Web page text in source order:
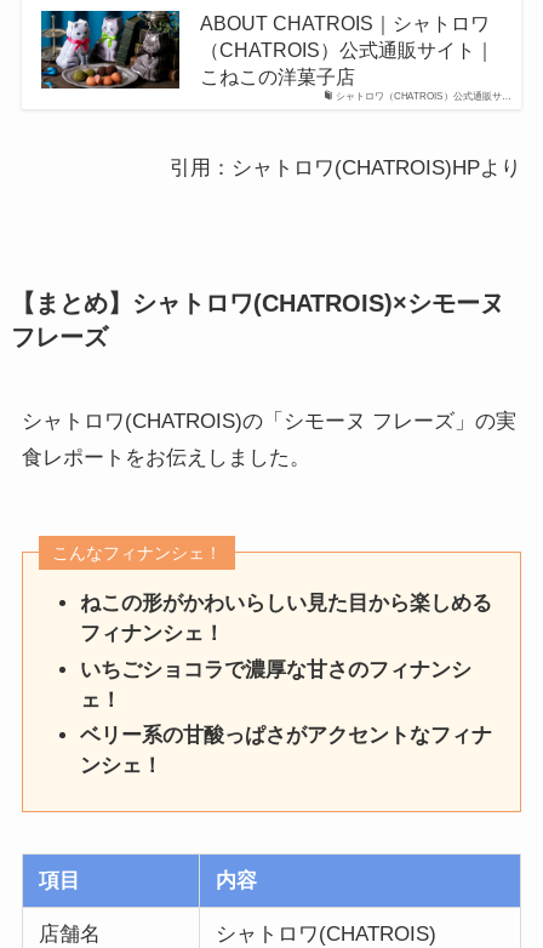
シャトロワ（CHATROIS）公式通販サ…
ABOUT CHATROIS｜シャトロワ
（CHATROIS）公式通販サイト｜
こねこの洋菓子店
引用：シャトロワ(CHATROIS)HPより
【まとめ】シャトロワ(CHATROIS)×シモーヌ
フレーズ
シャトロワ(CHATROIS)の「シモーヌ フレーズ」の実
食レポートをお伝えしました。
こんなフィナンシェ！
ねこの形がかわいらしい見た目から楽しめる
フィナンシェ！
いちごショコラで濃厚な甘さのフィナンシ
ェ！
ベリー系の甘酸っぱさがアクセントなフィナ
ンシェ！
項目 内容
店舗名 シャトロワ(CHATROIS)